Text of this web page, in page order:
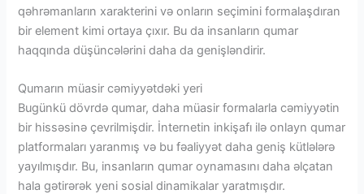
qəhrəmanların xarakterini və onların seçimini formalaşdıran
bir element kimi ortaya çıxır. Bu da insanların qumar
haqqında düşüncələrini daha da genişləndirir.
Qumarın müasir cəmiyyətdəki yeri
Bugünkü dövrdə qumar, daha müasir formalarla cəmiyyətin
bir hissəsinə çevrilmişdir. İnternetin inkişafı ilə onlayn qumar
platformaları yaranmış və bu fəaliyyət daha geniş kütlələrə
yayılmışdır. Bu, insanların qumar oynamasını daha əlçatan
hala gətirərək yeni sosial dinamikalar yaratmışdır.